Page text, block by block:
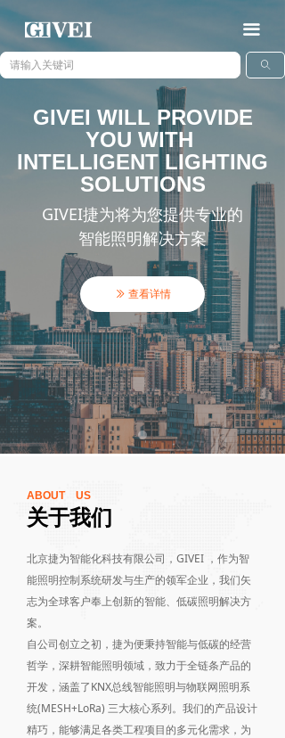
GIVEI WILL PROVIDE
YOU WITH
INTELLIGENT LIGHTING
SOLUTIONS
GIVEI捷为将为您提供专业的
智能照明解决方案
ꅀ 查看详情
ꄠ
끀
ABOUT US
关于我们
北京捷为智能化科技有限公司，GIVEI ，作为智
能照明控制系统研发与生产的领军企业，我们矢
志为全球客户奉上创新的智能、低碳照明解决方
案。
自公司创立之初，捷为便秉持智能与低碳的经营
哲学，深耕智能照明领域，致力于全链条产品的
开发，涵盖了KNX总线智能照明与物联网照明系
统(MESH+LoRa) 三大核心系列。我们的产品设计
精巧，能够满足各类工程项目的多元化需求，为